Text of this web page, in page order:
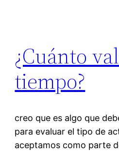
¿Cuánto
tiempo?
creo que es algo que
para evaluar el tipo de
aceptamos como parte